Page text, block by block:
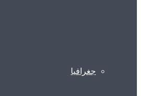
جغرافیا